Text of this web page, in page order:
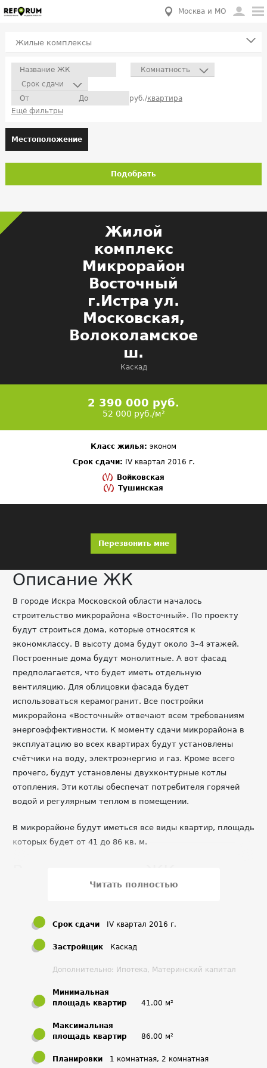
Москва и МО
Жилые комплексы
Комнатность
Срок сдачи
руб./квартира
Ещё фильтры
Местоположение
Подобрать
Жилой
комплекс
Микрорайон
Восточный
г.Истра ул.
Московская,
Волоколамское
ш.
Каскад
2 390 000 руб.
52 000 руб./м²
Класс жилья: эконом
Срок сдачи: IV квартал 2016 г.
Войковская
Тушинская
Перезвонить мне
Описание ЖК
В городе Искра Московской области началось
строительство микрорайона «Восточный». По проекту
будут строиться дома, которые относятся к
экономклассу. В высоту дома будут около 3–4 этажей.
Построенные дома будут монолитные. А вот фасад
предполагается, что будет иметь отдельную
вентиляцию. Для облицовки фасада будет
использоваться керамогранит. Все постройки
микрорайона «Восточный» отвечают всем требованиям
энергоэффективности. К моменту сдачи микрорайона в
эксплуатацию во всех квартирах будут установлены
счётчики на воду, электроэнергию и газ. Кроме всего
прочего, будут установлены двухконтурные котлы
отопления. Эти котлы обеспечат потребителя горячей
водой и регулярным теплом в помещении.
В микрорайоне будут иметься все виды квартир, площадь
которых будет от 41 до 86 кв. м.
сможете добраться до МКАД.
Окружающая
инфраструктура
Предполагается постройка немалой автостоянки для
владельцев автомобилей. Также в микрорайоне будет
Придомовые территории будут полностью озеленены, а
пешеходные дорожки покроют асфальтом.
Читать полностью
Срок сдачи IV квартал 2016 г.
Застройщик Каскад
Дополнительно: Ипотека, Материнский капитал
Минимальная
площадь квартир
41.00 м²
Максимальная
площадь квартир
86.00 м²
Планировки 1 комнатная, 2 комнатная